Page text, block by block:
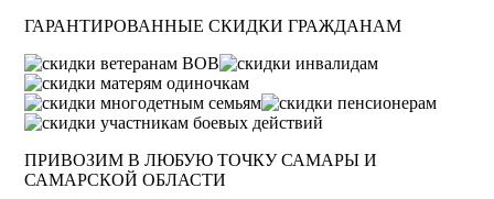
ГАРАНТИРОВАННЫЕ СКИДКИ ГРАЖДАНАМ
ПРИВОЗИМ В ЛЮБУЮ ТОЧКУ САМАРЫ И
САМАРСКОЙ ОБЛАСТИ